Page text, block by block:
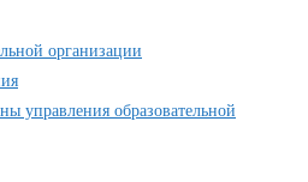
организации
управления образовательной